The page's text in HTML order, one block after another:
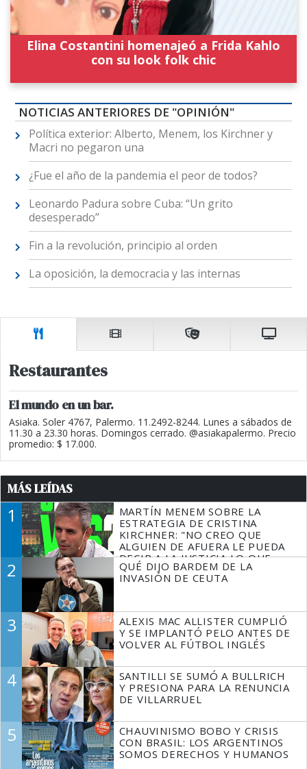
Elina Costantini homenajeó a Frida Kahlo
con su look folk chic
NOTICIAS ANTERIORES DE "OPINIÓN"
Política exterior: Alberto, Menem, los Kirchner y
Macri no pegaron una
¿Fue el año de la pandemia el peor de todos?
Leonardo Padura sobre Cuba: “Un grito
desesperado”
Fin a la revolución, principio al orden
La oposición, la democracia y las internas
Restaurantes
El mundo en un bar.
Asiaka. Soler 4767, Palermo. 11.2492-8244. Lunes a sábados de
11.30 a 23.30 horas. Domingos cerrado. @asiakapalermo. Precio
promedio: $ 17.000.
MÁS LEÍDAS
1
MARTÍN MENEM SOBRE LA
ESTRATEGIA DE CRISTINA
KIRCHNER: "NO CREO QUE
ALGUIEN DE AFUERA LE PUEDA
DECIR A LA JUSTICIA LO QUE
TIENE QUE HACER"
2
QUÉ DIJO BARDEM DE LA
INVASIÓN DE CEUTA
3
ALEXIS MAC ALLISTER CUMPLIÓ
Y SE IMPLANTÓ PELO ANTES DE
VOLVER AL FÚTBOL INGLÉS
4
SANTILLI SE SUMÓ A BULLRICH
Y PRESIONA PARA LA RENUNCIA
DE VILLARRUEL
5
CHAUVINISMO BOBO Y CRISIS
CON BRASIL: LOS ARGENTINOS
SOMOS DERECHOS Y HUMANOS